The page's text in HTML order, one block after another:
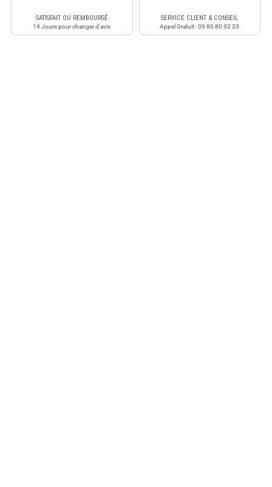
SATISFAIT OU REMBOURSÉ
14 Jours pour changer d'avis
SERVICE CLIENT & CONSEIL
Appel Gratuit : 09 80 80 92 33